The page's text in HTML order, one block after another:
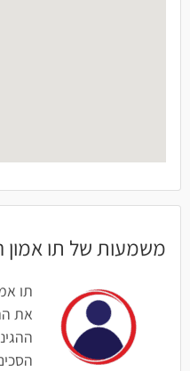
משמעות של תו אמון
תו
את